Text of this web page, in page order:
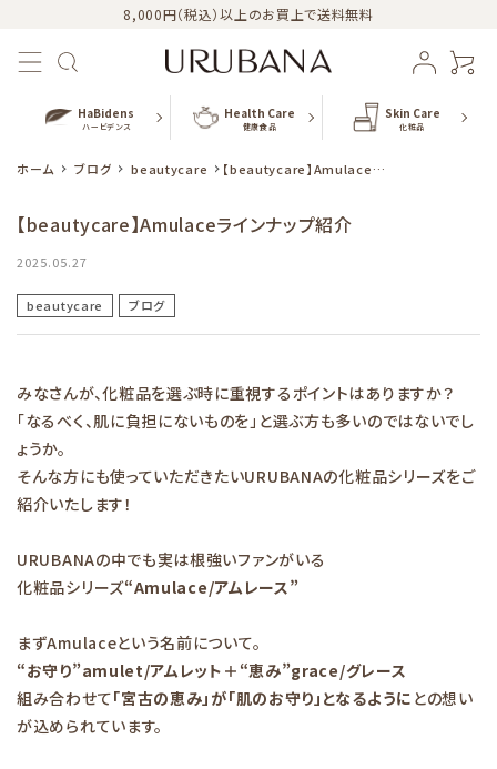
8,000円（税込）以上のお買上で送料無料
HaBidens
ハービデンス
Health Care
健康食品
Skin Care
化粧品
おすすめ商品
新商品
シリーズ
URUBANAブログ
ホーム ブログ beautycare
【beautycare】Amulaceラ
【beautycare】Amulaceラインナップ紹介
2025.05.27
beautycare ブログ
みなさんが、化粧品を選ぶ時に重視するポイントはありますか？
「なるべく、肌に負担にないものを」と選ぶ方も多いのではないでし
ょうか。
そんな方にも使っていただきたいURUBANAの化粧品シリーズをご
紹介いたします！
URUBANAの中でも実は根強いファンがいる
化粧品シリーズ“Amulace/アムレース”
まずAmulaceという名前について。
“お守り”amulet/アムレット＋“恵み”grace/グレース
組み合わせて「宮古の恵み」が「肌のお守り」となるように との想い
が込められています。